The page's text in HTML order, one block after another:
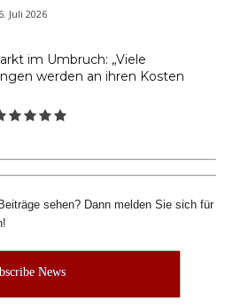
Juli 2026
im Umbruch: „Viele
werden an ihren Kosten
sehen? Dann melden Sie sich für
News